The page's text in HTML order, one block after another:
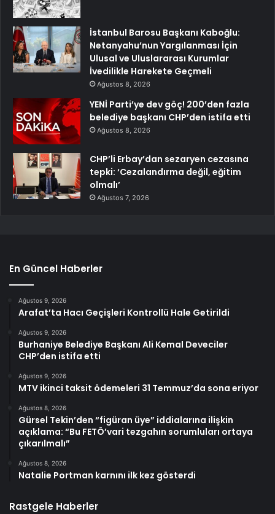
İstanbul Barosu Başkanı Kaboğlu:
Netanyahu’nun Yargılanması İçin
Ulusal ve Uluslararası Kurumlar
İvedilikle Harekete Geçmeli
Ağustos 8, 2026
YENİ Parti’ye dev göç! 200’den fazla
belediye başkanı CHP’den istifa etti
Ağustos 8, 2026
CHP’li Erbay’dan sezaryen cezasına
tepki: ‘Cezalandırma değil, eğitim
olmalı’
Ağustos 7, 2026
En Güncel Haberler
Ağustos 9, 2026
Arafat’ta Hacı Geçişleri Kontrollü Hale Getirildi
Ağustos 9, 2026
Burhaniye Belediye Başkanı Ali Kemal Deveciler
CHP’den istifa etti
Ağustos 9, 2026
MTV ikinci taksit ödemeleri 31 Temmuz’da sona eriyor
Ağustos 8, 2026
Gürsel Tekin’den “figüran üye” iddialarına ilişkin
açıklama: “Bu FETÖ’vari tezgahın sorumluları ortaya
çıkarılmalı”
Ağustos 8, 2026
Natalie Portman karnını ilk kez gösterdi
Rastgele Haberler